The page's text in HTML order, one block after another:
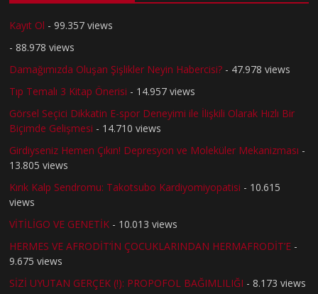
Kayıt Ol - 99.357 views
- 88.978 views
Damağımızda Oluşan Şişlikler Neyin Habercisi? - 47.978 views
Tıp Temalı 3 Kitap Önerisi - 14.957 views
Görsel Seçici Dikkatin E-spor Deneyimi ile İlişkili Olarak Hızlı Bir
Biçimde Gelişmesi - 14.710 views
Girdiyseniz Hemen Çıkın! Depresyon ve Moleküler Mekanizması -
13.805 views
Kırık Kalp Sendromu: Takotsubo Kardiyomiyopatisi - 10.615
views
VİTİLİGO VE GENETİK - 10.013 views
HERMES VE AFRODİT’İN ÇOCUKLARINDAN HERMAFRODİT’E -
9.675 views
SİZİ UYUTAN GERÇEK (!): PROPOFOL BAĞIMLILIĞI - 8.173 views